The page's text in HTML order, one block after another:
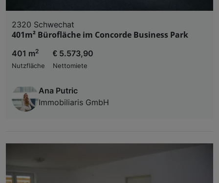
2320 Schwechat
401m² Bürofläche im Concorde Business Park
401 m2
Nutzfläche
€ 5.573,90
Nettomiete
Ana Putric
Immobiliaris GmbH